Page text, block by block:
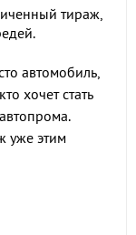
тираж,
автомобиль,
хочет стать
уже этим